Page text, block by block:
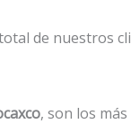
de nuestros
, son los